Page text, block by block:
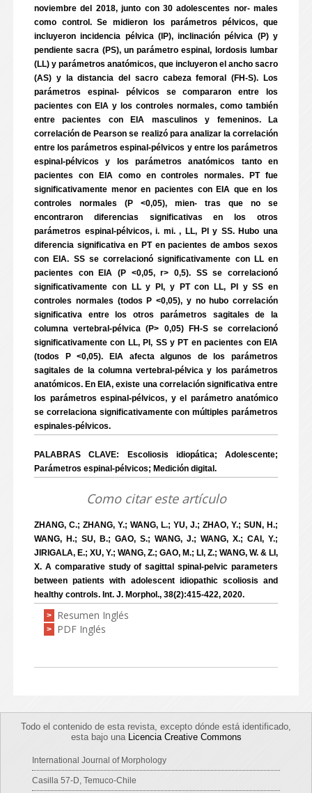
noviembre del 2018, junto con 30 adolescentes nor- males
como control. Se midieron los parámetros pélvicos, que
incluyeron incidencia pélvica (IP), inclinación pélvica (P) y
pendiente sacra (PS), un parámetro espinal, lordosis lumbar
(LL) y parámetros anatómicos, que incluyeron el ancho sacro
(AS) y la distancia del sacro cabeza femoral (FH-S). Los
parámetros espinal- pélvicos se compararon entre los
pacientes con EIA y los controles normales, como también
entre pacientes con EIA masculinos y femeninos. La
correlación de Pearson se realizó para analizar la correlación
entre los parámetros espinal-pélvicos y entre los parámetros
espinal-pélvicos y los parámetros anatómicos tanto en
pacientes con EIA como en controles normales. PT fue
significativamente menor en pacientes con EIA que en los
controles normales (P <0,05), mien- tras que no se
encontraron diferencias significativas en los otros
parámetros espinal-pélvicos, i. mi. , LL, PI y SS. Hubo una
diferencia significativa en PT en pacientes de ambos sexos
con EIA. SS se correlacionó significativamente con LL en
pacientes con EIA (P <0,05, r> 0,5). SS se correlacionó
significativamente con LL y PI, y PT con LL, PI y SS en
controles normales (todos P <0,05), y no hubo correlación
significativa entre los otros parámetros sagitales de la
columna vertebral-pélvica (P> 0,05) FH-S se correlacionó
significativamente con LL, PI, SS y PT en pacientes con EIA
(todos P <0,05). EIA afecta algunos de los parámetros
sagitales de la columna vertebral-pélvica y los parámetros
anatómicos. En EIA, existe una correlación significativa entre
los parámetros espinal-pélvicos, y el parámetro anatómico
se correlaciona significativamente con múltiples parámetros
espinales-pélvicos.
PALABRAS CLAVE: Escoliosis idiopática; Adolescente;
Parámetros espinal-pélvicos; Medición digital.
Como citar este artículo
ZHANG, C.; ZHANG, Y.; WANG, L.; YU, J.; ZHAO, Y.; SUN, H.;
WANG, H.; SU, B.; GAO, S.; WANG, J.; WANG, X.; CAI, Y.;
JIRIGALA, E.; XU, Y.; WANG, Z.; GAO, M.; LI, Z.; WANG, W. & LI,
X. A comparative study of sagittal spinal-pelvic parameters
between patients with adolescent idiopathic scoliosis and
healthy controls. Int. J. Morphol., 38(2):415-422, 2020.
> Resumen Inglés
> PDF Inglés
Todo el contenido de esta revista, excepto dónde está identificado,
esta bajo una Licencia Creative Commons
International Journal of Morphology
Casilla 57-D, Temuco-Chile